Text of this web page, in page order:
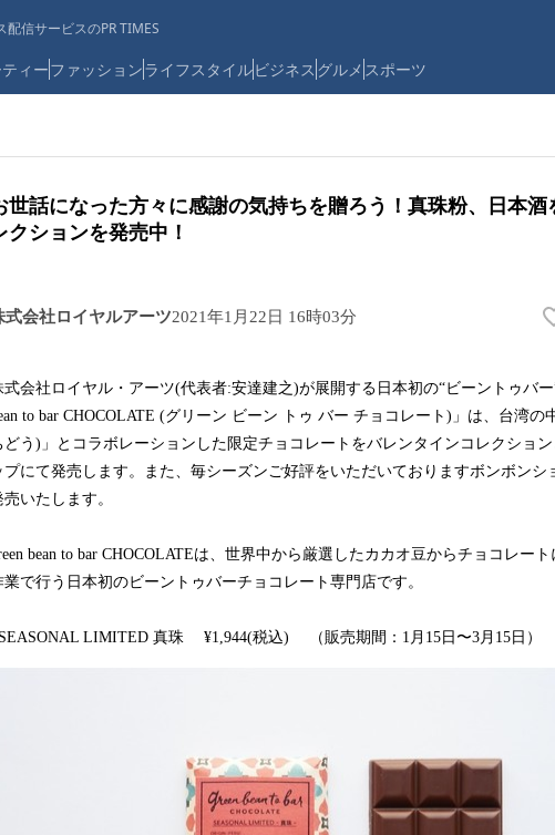
信サービスのPR TIMES
ィーファッションライフスタイルビジネス グルメ スポーツ
世話になった方々に感謝の気持ちを贈ろう！真珠粉、日本酒
クションを発売中！
式会社ロイヤルアーツ2021年1月22日 16時03分
式会社ロイヤル・アーツ(代表者:安達建之)が展開する日本初の“ビーントゥバ
to bar CHOCOLATE (グリーン ビーン トゥ バー チョコレート)」は、台湾
どう)」とコラボレーションした限定チョコレートをバレンタインコレクショ
プにて発売します。また、毎シーズンご好評をいただいておりますボンボンシ
売いたします。
bean to bar CHOCOLATEは、世界中から厳選したカカオ豆からチョコレー
業で行う日本初のビーントゥバーチョコレート専門店です。
LIMITED 真珠 ¥1,944(税込) （販売期間：1月15日〜3月15日）